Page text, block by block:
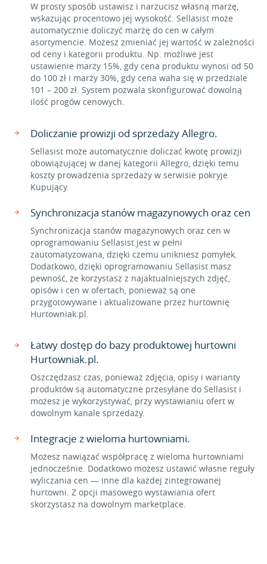
W prosty sposób ustawisz i narzucisz własną marżę,
wskazując procentowo jej wysokość. Sellasist może
automatycznie doliczyć marżę do cen w całym
asortymencie. Możesz zmieniać jej wartość w zależności
od ceny i kategorii produktu. Np. możliwe jest
ustawienie marży 15%, gdy cena produktu wynosi od 50
do 100 zł i marży 30%, gdy cena waha się w przedziale
101 – 200 zł. System pozwala skonfigurować dowolną
ilość progów cenowych.
Doliczanie prowizji od sprzedaży Allegro.
Sellasist może automatycznie doliczać kwotę prowizji
obowiązującej w danej kategorii Allegro, dzięki temu
koszty prowadzenia sprzedaży w serwisie pokryje
Kupujący.
Synchronizacja stanów magazynowych oraz cen
Synchronizacja stanów magazynowych oraz cen w
oprogramowaniu Sellasist jest w pełni
zautomatyzowana, dzięki czemu unikniesz pomyłek.
Dodatkowo, dzięki oprogramowaniu Sellasist masz
pewność, że korzystasz z najaktualniejszych zdjęć,
opisów i cen w ofertach, ponieważ są one
przygotowywane i aktualizowane przez hurtownię
Hurtowniak.pl.
Łatwy dostęp do bazy produktowej hurtowni
Hurtowniak.pl.
Oszczędzasz czas, ponieważ zdjęcia, opisy i warianty
produktów są automatyczne przesyłane do Sellasist i
możesz je wykorzystywać, przy wystawianiu ofert w
dowolnym kanale sprzedaży.
Integracje z wieloma hurtowniami.
Możesz nawiązać współpracę z wieloma hurtowniami
jednocześnie. Dodatkowo możesz ustawić własne reguły
wyliczania cen — inne dla każdej zintegrowanej
hurtowni. Z opcji masowego wystawiania ofert
skorzystasz na dowolnym marketplace.